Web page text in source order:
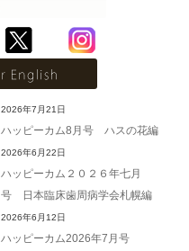
2026年7月21日
ハッピーカム8月号 ハスの花編
2026年6月22日
ハッピーカム２０２６年七月
号 日本臨床歯周病学会札幌編
2026年6月12日
ハッピーカム2026年7月号